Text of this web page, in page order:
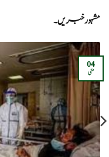
مشہور خبریں۔
04
مئی